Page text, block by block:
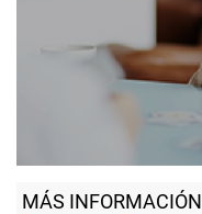
MÁS INFORMACIÓN